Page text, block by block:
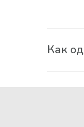
Как